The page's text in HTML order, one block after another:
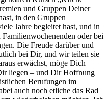
und Gruppen Deiner
in den Gruppen
Jahre begleitet hast, und in
oder bei
Die Freude darüber und
bei Dir, und wir teilen sie
erwächst, möge Dich
liegen – und Dir Hoffnung
Berufungen im
auch noch etliche das Rad